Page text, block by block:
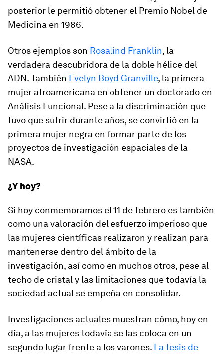
posterior le permitió obtener el Premio Nobel de
Medicina en 1986.
Otros ejemplos son Rosalind Franklin, la
verdadera descubridora de la doble hélice del
ADN. También Evelyn Boyd Granville, la primera
mujer afroamericana en obtener un doctorado en
Análisis Funcional. Pese a la discriminación que
tuvo que sufrir durante años, se convirtió en la
primera mujer negra en formar parte de los
proyectos de investigación espaciales de la
NASA.
¿Y hoy?
Si hoy conmemoramos el 11 de febrero es también
como una valoración del esfuerzo imperioso que
las mujeres científicas realizaron y realizan para
mantenerse dentro del ámbito de la
investigación, así como en muchos otros, pese al
techo de cristal y las limitaciones que todavía la
sociedad actual se empeña en consolidar.
Investigaciones actuales muestran cómo, hoy en
día, a las mujeres todavía se las coloca en un
segundo lugar frente a los varones. La tesis de